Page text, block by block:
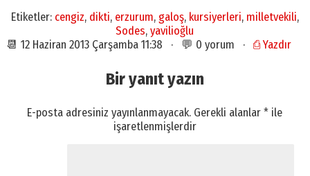
Etiketler: cengiz, dikti, erzurum, galoş, kursiyerleri, milletvekili,
Sodes,yavilioğlu
📆 12 Haziran 2013 Çarşamba 11:38 · 💬 0 yorum · ⎙ Yazdır
Bir yanıt yazın
E-posta adresiniz yayınlanmayacak. Gerekli alanlar* ile
işaretlenmişlerdir